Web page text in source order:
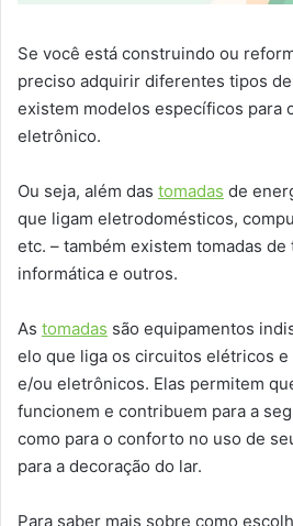
Se você está construindo ou
preciso adquirir diferentes tipos de
existem modelos específicos para
eletrônico.
Ou seja, além das tomadas de
que ligam eletrodomésticos,
etc. – também existem tomadas de
informática e outros.
As tomadas são equipamentos
elo que liga os circuitos elétricos
e/ou eletrônicos. Elas permitem
funcionem e contribuem para a
como para o conforto no uso de
para a decoração do lar.
Para saber mais sobre como